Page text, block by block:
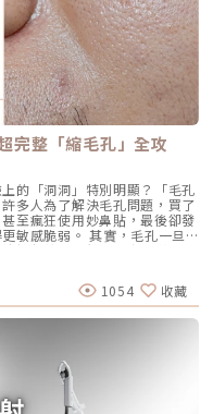
，幫助效果延長璞菲洛副作用
交聯劑，生物相容性極佳，副
暫腫脹、微紅 局部輕微瘀青
搔癢或壓痛感，通常在數天
避免療程風險最關鍵的因素。
醫美觀念的演變，越來越多人
起來僵硬或過度膨脹。Profhilo
的「重建」式作用。Profhilo
布於肌膚真皮層，從底層刺激
復能力，讓效果柔和自然，能
貼近肌膚自然老化的邏輯。此
入式」與「預防型保養」的
的空缺，不需像肉毒桿菌那樣
復期。對於生活忙碌、注重效
許多人延緩老化、提升膚質的
案例，透過Profhilo逆時針療
考了解療程效果。璞菲洛
有什麼差別？ 水光著重在肌
作用層次更深，不只補
，提升整體彈性與緊緻度。它
不靠刺激或破壞，適合想全面
搭配嗎？ 可與電波、音波等
序與時間需由醫師評估。電
需等皮膚完全降溫後再進行
專業建議安排療程。Q3：璞
三次施打，前兩次相隔約一
每一位客人的臉型厚薄、鬆弛
用的建議處方： 施作區
，搭配再生針（瑞德喜）進行
失的骨架支撐。這種「由內拉
趨勢。五、 2026 醫美行情與
會發現市場行情落差很大。身
原廠探頭成本、儀器維護、以
原廠授權：施打前請掃描儀
頭。 選擇認證醫師：音波拉
的醫師，才能在「安全邊界
為了成就更好的自己我常
而在於「找回最巔峰狀態的
己露出自信的微笑，那是我身
護妳每一寸肌膚的張力。如果
療程最適合自己，歡迎預約來
起討論出最適合您的減齡計
質。唯有口服 A 酸能夠有效抑
被視為治療嚴重痘痘的終極武
。而 AviClear 戰痘雷射的誕
在不吃藥的情況下，精準且長
？解密 1726nm 的物理奇蹟
治療痤瘡的醫療儀器。它的核
為什麼是 1726nm 波長？「專
長會被不同的目標物（如黑色
非常特殊，它在人體組織
分吸收的 2 倍。當 AviClear
含油脂的「皮脂腺」大量吸
的皮脂腺細胞，變得萎縮、分
易堵塞，痤瘡桿菌也失去了生
AviCool™ 藍寶石冷卻系統：
深層的皮脂腺，表皮會不會被
機器配備了專屬的 AviCool™
中與擊發後，冷卻系統會持續
防止表皮熱傷害、避免術後反
需要敷麻藥的情況下（視個人
戰痘雷射 vs. 藍雷射與傳統療
「吞口服A酸」幾乎是唯一的
的醫美抗痘已經邁入了「精準
高的兩大抗痘黑科技，分別是
者都主打不吃藥、從根源控
。我們該如何選擇？它們與傳
析。頂尖對決：AviClear 戰痘
無藥物抗痘雷射，雖然目標一
完整「縮毛孔」全攻
的「洞洞」特別明顯？「毛孔
多人為了解決毛孔問題，買了
至瘋狂使用妙鼻貼，最後卻發
敏感脆弱。 其實，毛孔一旦
抹保養品是很難「完全逆轉」
你的毛孔是哪一種「型」，才
業醫美療程，全面拯救毛孔粗
毛孔粗大的 6大元兇在探討怎
禍首。毛孔粗大絕對不是單一
結果：1. 【油脂型毛孔】：中
。當你的皮脂腺天生比較發
油高糖食物影響，導致出油量
量油脂。2. 【角質型毛孔】：
謝老廢角質，但如果代謝異
混合在一起，死死地堵塞在毛
1054 收藏